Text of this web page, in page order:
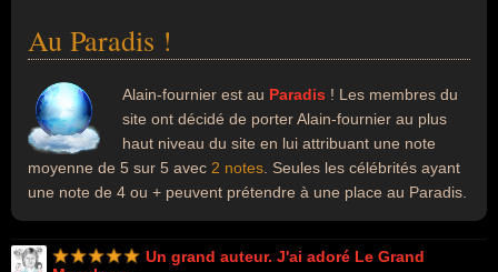
Au Paradis !
Alain-fournier est au Paradis ! Les membres du
site ont décidé de porter Alain-fournier au plus
haut niveau du site en lui attribuant une note
moyenne de 5 sur 5 avec 2 notes . Seules les célébrités ayant
une note de 4 ou + peuvent prétendre à une place au Paradis.
Un grand auteur. J'ai adoré Le Grand